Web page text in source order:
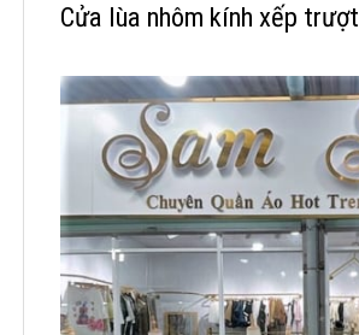
Cửa lùa nhôm kính xếp trượt